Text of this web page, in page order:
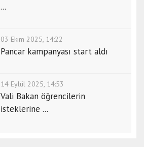
...
03 Ekim 2025, 14:22
Pancar kampanyası start aldı
14 Eylül 2025, 14:53
Vali Bakan öğrencilerin
isteklerine ...